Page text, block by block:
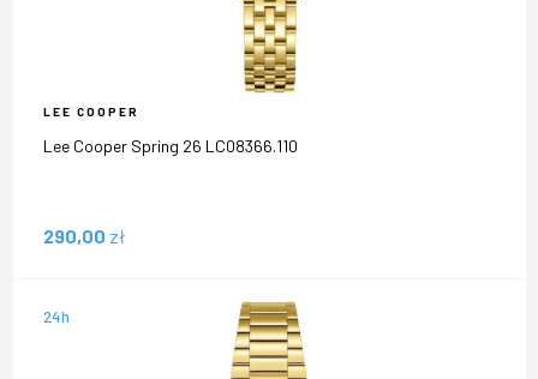
LEE COOPER
Lee Cooper Spring 26 LC08366.110
290,00 zł
24h